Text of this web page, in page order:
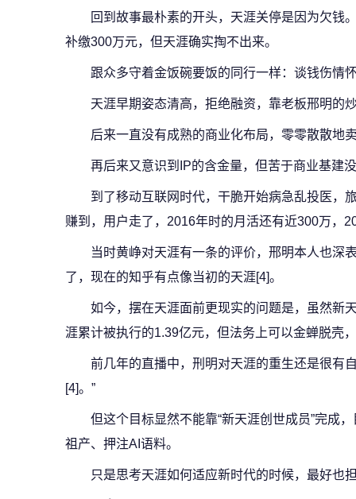
回到故事最朴素的开头，天涯关停是因为欠钱
补缴300万元，但天涯确实掏不出来。
跟众多守着金饭碗要饭的同行一样：谈钱伤情
天涯早期姿态清高，拒绝融资，靠老板邢明的
后来一直没有成熟的商业化布局，零零散散地
再后来又意识到IP的含金量，但苦于商业基建
到了移动互联网时代，干脆开始病急乱投医，
赚到，用户走了，2016年时的月活还有近300万，
当时黄峥对天涯有一条的评价，邢明本人也深
了，现在的知乎有点像当初的天涯[4]。
如今，摆在天涯面前更现实的问题是，虽然新
涯累计被执行的1.39亿元，但法务上可以金蝉脱壳
前几年的直播中，刑明对天涯的重生还是很有
[4]。”
但这个目标显然不能靠“新天涯创世成员”完成
祖产、押注AI语料。
只是思考天涯如何适应新时代的时候，最好也